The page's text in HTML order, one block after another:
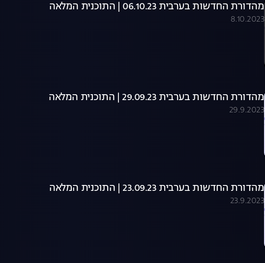
מהדורת החדשות בערבית 06.10.23 | התוכנית המלאה
8.10.2023
מהדורת החדשות בערבית 29.09.23 | התוכנית המלאה
29.9.2023
מהדורת החדשות בערבית 23.09.23 | התוכנית המלאה
23.9.2023